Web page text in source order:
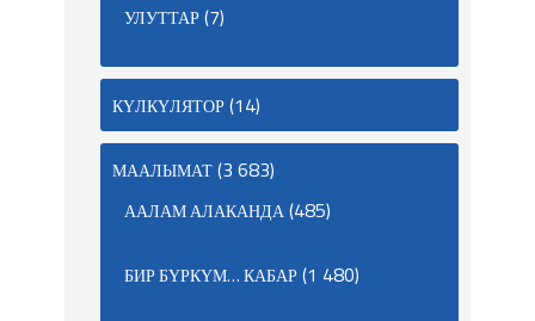
УЛУТТАР(7)
КҮЛКҮЛЯТОР(14)
МААЛЫМАТ(3 683)
ААЛАМ АЛАКАНДА(485)
БИР БҮРКҮМ… КАБАР(1 480)